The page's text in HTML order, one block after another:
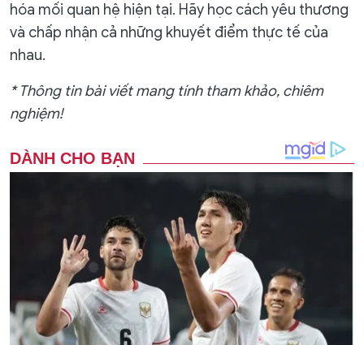
hóa mối quan hệ hiện tại. Hãy học cách yêu thương
và chấp nhận cả những khuyết điểm thực tế của
nhau.
* Thông tin bài viết mang tính tham khảo, chiêm
nghiệm!